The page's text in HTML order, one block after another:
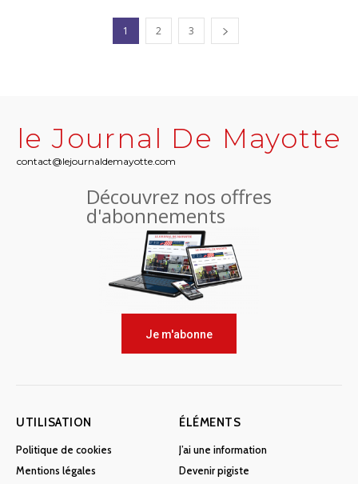
1 2 3
le Journal De Mayotte
contact@lejournaldemayotte.com
Découvrez nos offres
d'abonnements
Je m'abonne
UTILISATION
Politique de cookies
Mentions légales
ÉLÉMENTS
J’ai une information
Devenir pigiste